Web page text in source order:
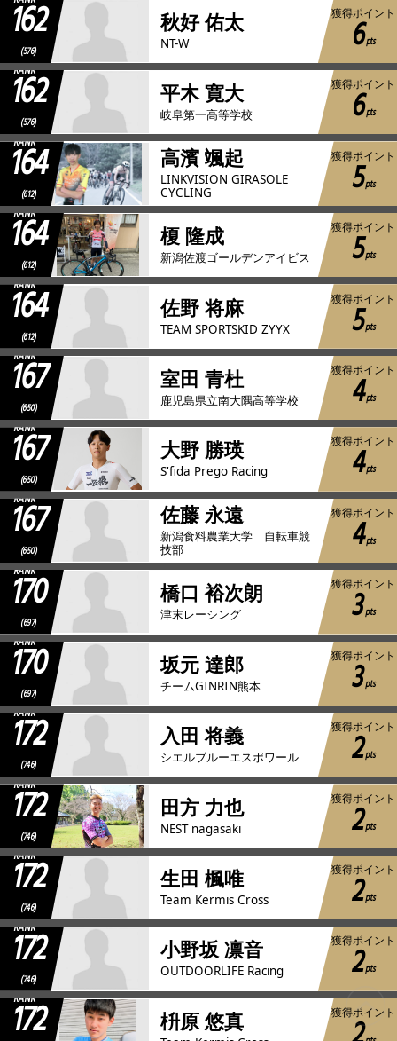
162
(576)
秋好 佑太
NT-W
獲得ポイント
6pts
RANK
162
(576)
平木 寛大
岐阜第一高等学校
獲得ポイント
6pts
RANK
164
(612)
高濱 颯起
LINKVISION GIRASOLE
CYCLING
獲得ポイント
5pts
RANK
164
(612)
榎 隆成
新潟佐渡ゴールデンアイビス
獲得ポイント
5pts
RANK
164
(612)
佐野 将麻
TEAM SPORTSKID ZYYX
獲得ポイント
5pts
RANK
167
(650)
室田 青杜
鹿児島県立南大隅高等学校
獲得ポイント
4pts
RANK
167
(650)
大野 勝瑛
S'fida Prego Racing
獲得ポイント
4pts
RANK
167
(650)
佐藤 永遠
新潟食料農業大学 自転車競
技部
獲得ポイント
4pts
RANK
170
(697)
橋口 裕次朗
津末レーシング
獲得ポイント
3pts
RANK
170
(697)
坂元 達郎
チームGINRIN熊本
獲得ポイント
3pts
RANK
172
(746)
入田 将義
シエルブルーエスポワール
獲得ポイント
2pts
RANK
172
(746)
田方 力也
NEST nagasaki
獲得ポイント
2pts
RANK
172
(746)
生田 楓唯
Team Kermis Cross
獲得ポイント
2pts
RANK
172
(746)
小野坂 凛音
OUTDOORLIFE Racing
獲得ポイント
2pts
RANK
172 枡原 悠真 獲得ポイント